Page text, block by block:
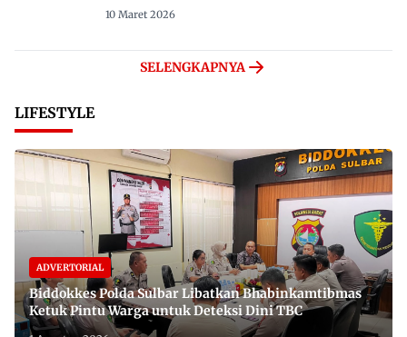
10 Maret 2026
SELENGKAPNYA
LIFESTYLE
ADVERTORIAL
Biddokkes Polda Sulbar Libatkan Bhabinkamtibmas
Ketuk Pintu Warga untuk Deteksi Dini TBC